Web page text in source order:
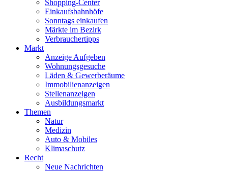
Shopping-Center
Einkaufsbahnhöfe
Sonntags einkaufen
Märkte im Bezirk
Verbrauchertipps
Markt
Anzeige Aufgeben
Wohnungsgesuche
Läden & Gewerberäume
Immobilienanzeigen
Stellenanzeigen
Ausbildungsmarkt
Themen
Natur
Medizin
Auto & Mobiles
Klimaschutz
Recht
Neue Nachrichten